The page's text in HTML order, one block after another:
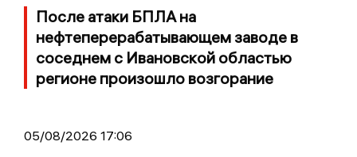
После атаки БПЛА на
нефтеперерабатывающем заводе в
соседнем с Ивановской областью
регионе произошло возгорание
05/08/2026 17:06